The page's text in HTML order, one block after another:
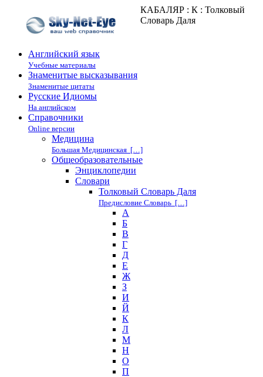
КАБАЛЯР : К : Толковый
Словарь Даля
Английский язык
Учебные материалы
Знаменитые высказывания
Знаменитые цитаты
Русские Идиомы
На английском
Справочники
Online версии
Медицина
Большая Медицинская […]
Общеобразовательные
Энциклопедии
Cловари
Толковый Словарь Даля
Предисловие Словарь […]
А
Б
В
Г
Д
Е
Ж
З
И
Й
К
Л
М
Н
О
П